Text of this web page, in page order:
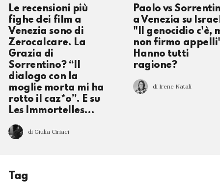
Le recensioni più
fighe dei film a
Venezia sono di
Zerocalcare. La
Grazia di
Sorrentino? “Il
dialogo con la
moglie morta mi ha
rotto il caz*o”. E su
Les Immortelles…
di Giulia Ciriaci
Paolo vs
a Venezia su
"Il genocidio c'è,
non firmo
Hanno tutti
ragione?
di Irene Natali
Tag